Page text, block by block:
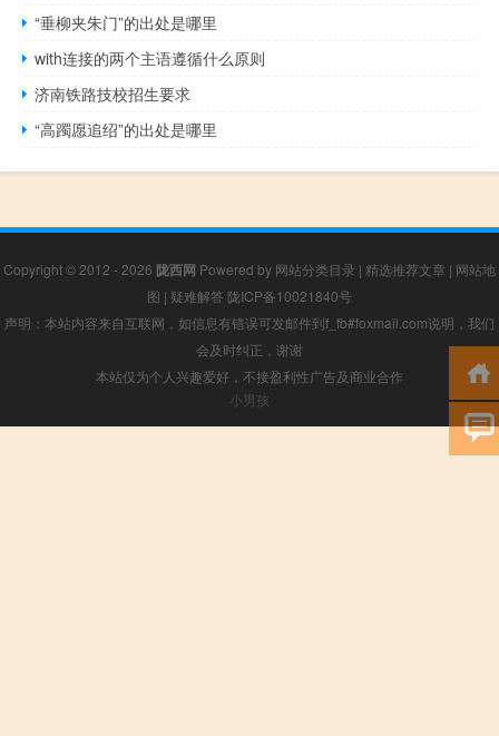
“垂柳夹朱门”的出处是哪里
with连接的两个主语遵循什么原则
济南铁路技校招生要求
“高躅愿追绍”的出处是哪里
Copyright © 2012 - 2026 陇西网 Powered by 网站分类目录 | 精选推荐文章 | 网站地
图 | 疑难解答 陇ICP备10021840号
声明：本站内容来自互联网，如信息有错误可发邮件到f_fb#foxmail.com说明，我们
会及时纠正，谢谢
本站仅为个人兴趣爱好，不接盈利性广告及商业合作
小男孩